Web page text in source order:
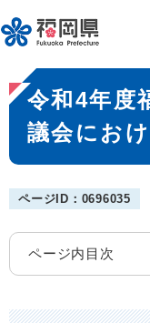
ー
ジ
先
頭
。
メ
本
文
令和4年度
議会にお
ページID：0696035
ページ内目次